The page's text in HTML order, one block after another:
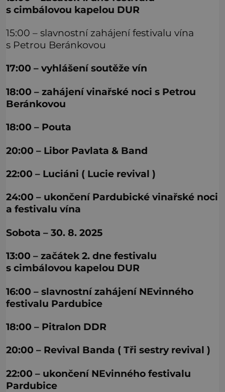
s cimbálovou kapelou DUR
15:00 – slavnostní zahájení festivalu vína
s Petrou Beránkovou
17:00 – vyhlášení soutěže vín
18:00 – zahájení vinařské noci s Petrou
Beránkovou
18:00 – Pouta
20:00 – Libor Pavlata & Band
22:00 – Luciáni ( Lucie revival )
24:00 – ukončení Pardubické vinařské noci
a festivalu vína
Sobota – 30. 8. 2025
13:00 – začátek 2. dne festivalu
s cimbálovou kapelou DUR
16:00 – slavnostní zahájení NEvinného
festivalu Pardubice
18:00 – Pitralon DDR
20:00 – Revival Banda ( Tři sestry revival )
22:00 – ukončení NEvinného festivalu
Pardubice